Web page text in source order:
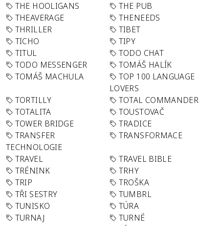
THE HOOLIGANS
THE PUB
THEAVERAGE
THENEEDS
THRILLER
TIBET
TICHO
TIPY
TITUL
TODO CHAT
TODO MESSENGER
TOMÁŠ HALÍK
TOMÁŠ MACHULA
TOP 100 LANGUAGE
LOVERS
TORTILLY
TOTAL COMMANDER
TOTALITA
TOUSTOVAČ
TOWER BRIDGE
TRADICE
TRANSFER
TECHNOLOGIE
TRANSFORMACE
TRAVEL
TRAVEL BIBLE
TRÉNINK
TRHY
TRIP
TROŠKA
TŘI SESTRY
TUMBRL
TUNISKO
TÚRA
TURNAJ
TURNÉ